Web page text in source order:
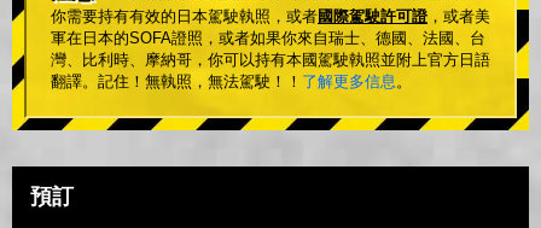
你需要持有有效的日本駕駛執照，或者國際駕駛許可證 ，或者美
軍在日本的SOFA證照，或者如果你來自瑞士、德國、法國、台
灣、比利時、摩納哥，你可以持有本國駕駛執照並附上官方日語
翻譯。記住！無執照，無法駕駛！！ 了解更多信息。
預訂